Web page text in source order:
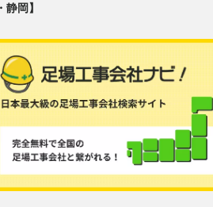
岡】